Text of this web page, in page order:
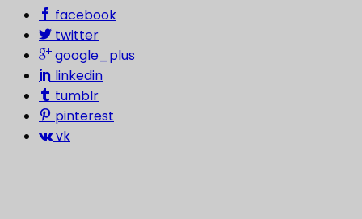
facebook
twitter
google_plus
linkedin
tumblr
pinterest
vk